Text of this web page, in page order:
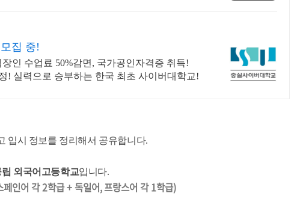
집 중!
인 수업료 50%감면, 국가공인자격증 취득!
! 실력으로 승부하는 한국 최초 사이버대학교!
입시 정보를 정리해서 공유합니다.
립 외국어고등학교입니다.
페인어 각 2학급 + 독일어, 프랑스어 각 1학급)